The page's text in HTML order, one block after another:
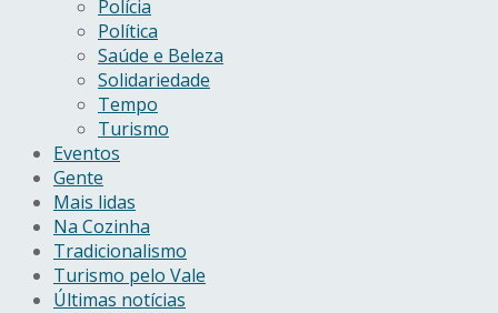
Polícia
Política
Saúde e Beleza
Solidariedade
Tempo
Turismo
Eventos
Gente
Mais lidas
Na Cozinha
Tradicionalismo
Turismo pelo Vale
Últimas notícias